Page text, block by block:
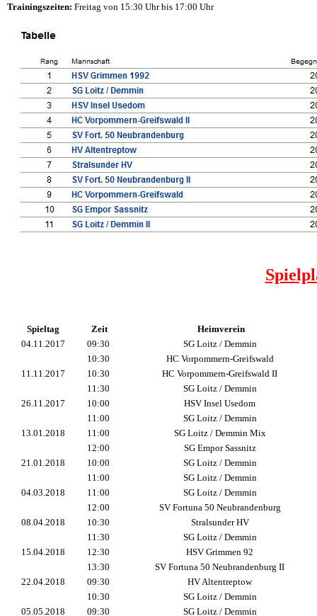
Trainingszeiten: Freitag von 15:30 Uhr bis 17:00 Uhr
Spieltag Zeit
Heimverein
04.11.2017
09:30
SG Loitz / Demmin
10:30
HC Vorpommern-Greifswald
11.11.2017
10:30
HC Vorpommern-Greifswald II
11:30
SG Loitz / Demmin
26.11.2017
10:00
HSV Insel Usedom
11:00
SG Loitz / Demmin
13.01.2018
11:00
SG Loitz / Demmin Mix
12:00
SG Empor Sassnitz
21.01.2018
10:00
SG Loitz / Demmin
11:00
SG Loitz / Demmin
04.03.2018
11:00
SG Loitz / Demmin
12:00
SV Fortuna 50 Neubrandenburg
08.04.2018
10:30
Stralsunder HV
11:30
SG Loitz / Demmin
15.04.2018
12:30
HSV Grimmen 92
13:30
SV Fortuna 50 Neubrandenburg II
22.04.2018
09:30
HV Altentreptow
10:30
SG Loitz / Demmin
05.05.2018
09:30
SG Loitz / Demmin